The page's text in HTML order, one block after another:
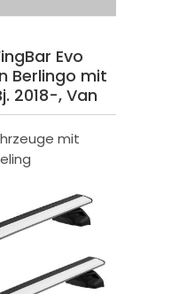
Evo
Berlingo mit
2018-, Van
mit